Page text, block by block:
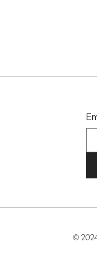
©